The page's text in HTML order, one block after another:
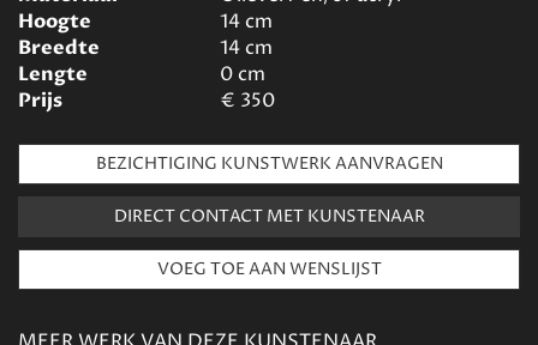
Hoogte
14cm
Breedte
14cm
Lengte
0cm
Prijs
€ 350
BEZICHTIGING KUNSTWERK AANVRAGEN
DIRECT CONTACT MET KUNSTENAAR